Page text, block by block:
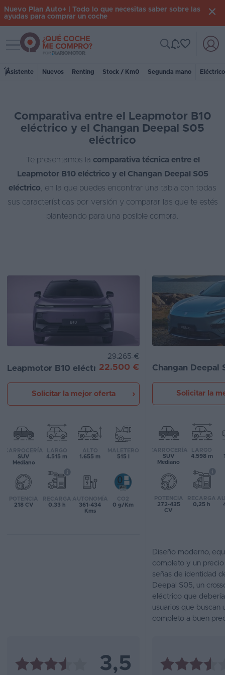
Iniciar
Coches
nuevos
Suscripción
Eléctricos
Híbridos
Ofertas
de
opiniones
Guías
compra
Comparador
Concesionarios
Nuevo Plan Auto+ | Todo lo que necesitas saber sobre las
ayudas para comprar un coche
Toggle navigation
Asistente Nuevos Renting Stock / Km0 Segunda mano
Comparativa entre el Leapmotor B10
eléctrico y el Changan Deepal S05
eléctrico
Te presentamos la comparativa técnica entre el
Leapmotor B10 eléctrico y el Changan Deepal S05
eléctrico , en la que puedes encontrar una tabla con todas
sus características por versión y comparar las que te estés
planteando para una posible compra.
Leapmotor B10 eléctrico
29.265 €
22.500 €
Solicitar la mejor oferta
CARROCERÍA
SUV
Mediano
LARGO
4.515 m
ALTO
1.655 m
MALETERO
515 l
POTENCIA
218 CV
RECARGA
0,33 h
AUTONOMÍA
361-434
Kms
CO2
0 g/Km
Changan Deepal
Solicitar la
CARROCERÍA
SUV
Mediano
LARGO
4.598 m
POTENCIA
272-435
CV
RECARGA
0,25 h
Diseño moderno,
completo y un precio
señas de identidad
Deepal S05, un
eléctrico que
usuarios que buscan
completo a buen
3,5